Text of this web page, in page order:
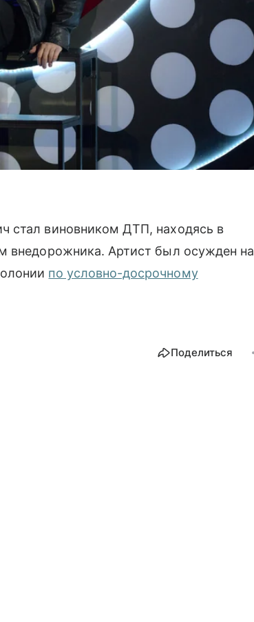
стал виновником ДТП, находясь в
внедорожника. Артист был осужден на
по условно-досрочному
Поделиться